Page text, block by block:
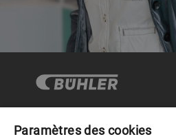
Paramètres des cookies